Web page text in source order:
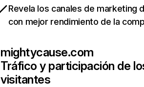
Revela los canales de marketing
con mejor rendimiento de la
mightycause.com
Tráfico y participación de
visitantes